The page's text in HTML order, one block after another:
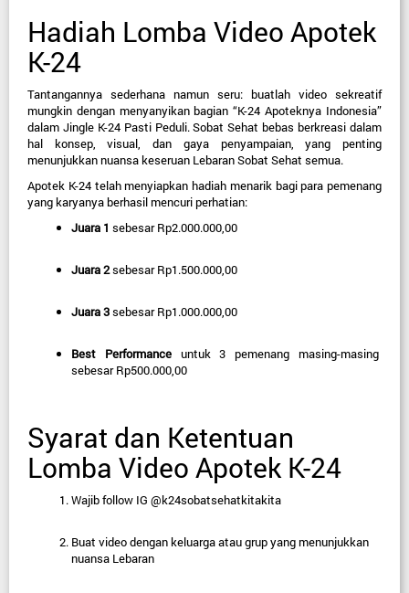
Hadiah Lomba Video Apotek
K-24
Tantangannya sederhana namun seru: buatlah video sekreatif
mungkin dengan menyanyikan bagian “K-24 Apoteknya Indonesia”
dalam Jingle K-24 Pasti Peduli. Sobat Sehat bebas berkreasi dalam
hal konsep, visual, dan gaya penyampaian, yang penting
menunjukkan nuansa keseruan Lebaran Sobat Sehat semua.
Apotek K-24 telah menyiapkan hadiah menarik bagi para pemenang
yang karyanya berhasil mencuri perhatian:
Juara 1 sebesar Rp2.000.000,00
Juara 2sebesar Rp1.500.000,00
Juara 3sebesar Rp1.000.000,00
Best Performance untuk 3 pemenang masing-masing
sebesar Rp500.000,00
Syarat dan Ketentuan
Lomba Video Apotek K-24
Wajib follow IG @k24sobatsehatkitakita
Buat video dengan keluarga atau grup yang menunjukkan
nuansa Lebaran